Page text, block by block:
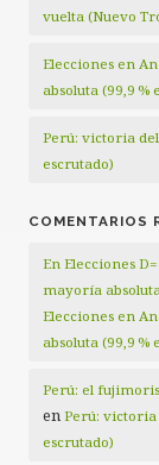
vuelta (Nuevo
Elecciones en
absoluta (99,9 %
Perú: victoria
escrutado)
COMENTARIOS
En Elecciones
mayoría
Elecciones en
absoluta (99,9 %
Perú: el
en Perú:
escrutado)